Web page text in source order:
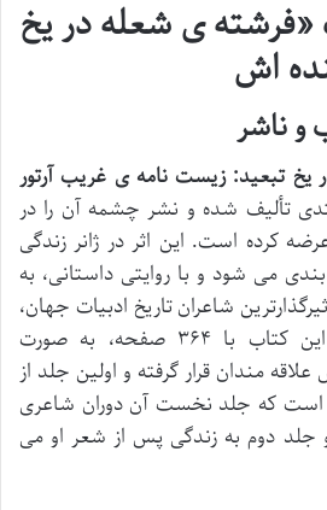
«فرشته ی شعله در یخ
اش
و ناشر
یخ تبعید: زیست نامه ی غریب آرتور
تألیف شده و نشر چشمه آن را در
نشر عرضه کرده است. این اثر در ژانر زندگی
می شود و با روایتی داستانی، به
شاعران تاریخ ادبیات جهان،
آرتور رمبو، می پردازد. این کتاب با ۳۶۴ صفحه، به صورت
مندان قرار گرفته و اولین جلد از
که جلد نخست آن دوران شاعری
دوم به زندگی پس از شعر او می